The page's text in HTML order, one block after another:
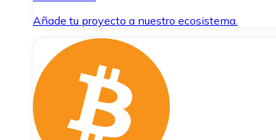
Añade tu proyecto a nuestro ecosistema.